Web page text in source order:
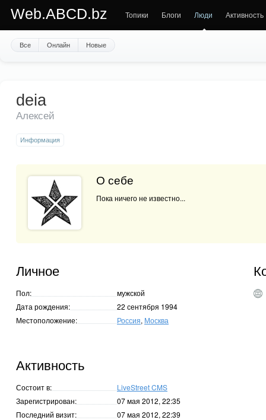
Web.ABCD.bz Топики Блоги Люди Активность
Все Онлайн Новые
deia
Алексей
Информация
О себе
Пока ничего не известно...
Личное
Пол:
мужской
Дата рождения:
22 сентября 1994
Местоположение:
Россия, Москва
Активность
Состоит в:
LiveStreet CMS
Зарегистрирован:
07 мая 2012, 22:35
Последний визит:
07 мая 2012, 22:39